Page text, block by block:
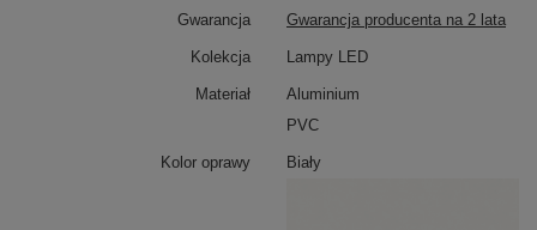
Gwarancja Gwarancja producenta na 2 lata
Kolekcja Lampy LED
Materiał
Aluminium
PVC
Kolor oprawy Biały